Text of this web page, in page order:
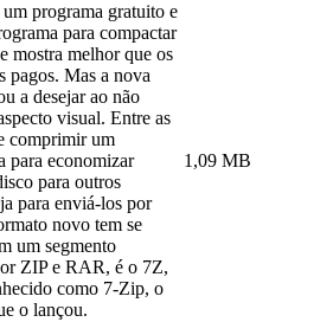
programa gratuito e
para compactar
mostra melhor que os
pagos. Mas a nova
a desejar ao não
visual. Entre as
comprimir um
para economizar
para outros
para enviá-los por
novo tem se
um segmento
ZIP e RAR, é o 7Z,
como 7-Zip, o
o lançou.
1,09 MB